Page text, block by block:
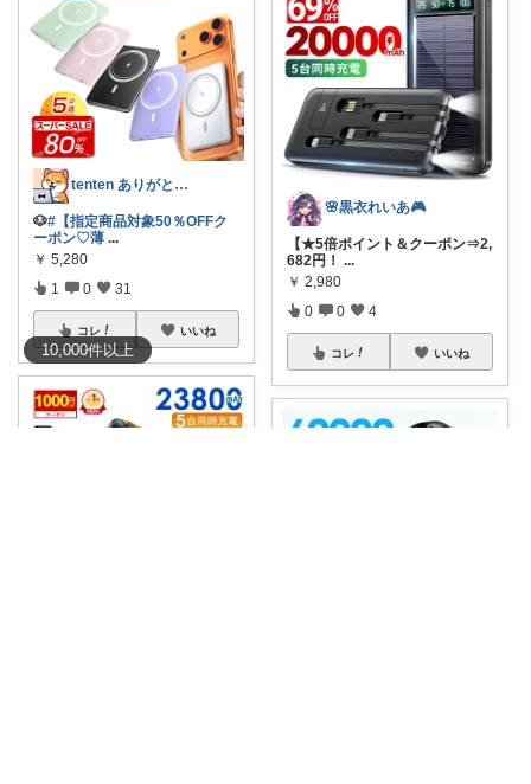
10,000件以上
tenten ありがとうございます。わん
🐶#【指定商品対象50％OFFク
ーポン♡薄 ...
￥ 5,280
1 0 31
コレ いいね
🌸黒衣れいあ🎮
【★5倍ポイント＆クーポン⇒2,
682円！ ...
￥ 2,980
0 0 4
コレ いいね